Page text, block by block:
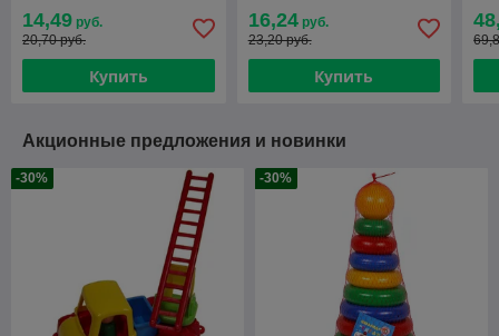
14,49 руб.
20,70 руб.
Купить
16,24руб.
23,20 руб.
Купить
Акционные предложения и новинки
-30% -30%